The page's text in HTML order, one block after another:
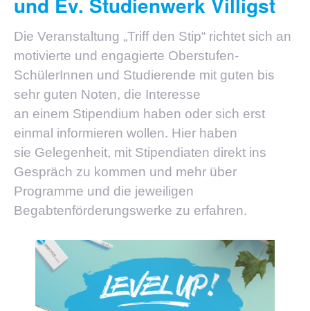
Die Veranstaltung „Triff den Stip“ richtet sich an
motivierte und engagierte Oberstufen-
SchülerInnen und Studierende mit guten bis
sehr guten Noten, die Interesse
an einem Stipendium haben oder sich erst
einmal informieren wollen. Hier haben
sie Gelegenheit, mit Stipendiaten direkt ins
Gespräch zu kommen und mehr über
Programme und die jeweiligen
Begabtenförderungswerke zu erfahren.